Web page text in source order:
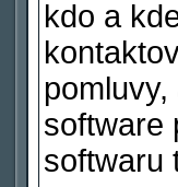
kdo a
software
softwaru